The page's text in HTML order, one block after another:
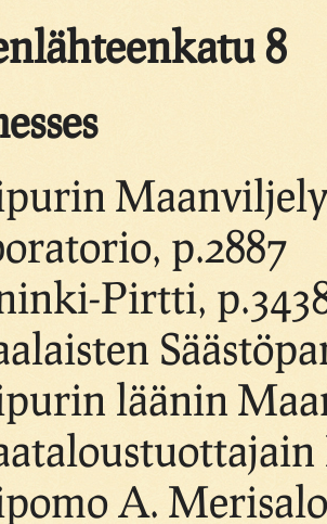
8
p.2887
Pirtti,
läänin
A.